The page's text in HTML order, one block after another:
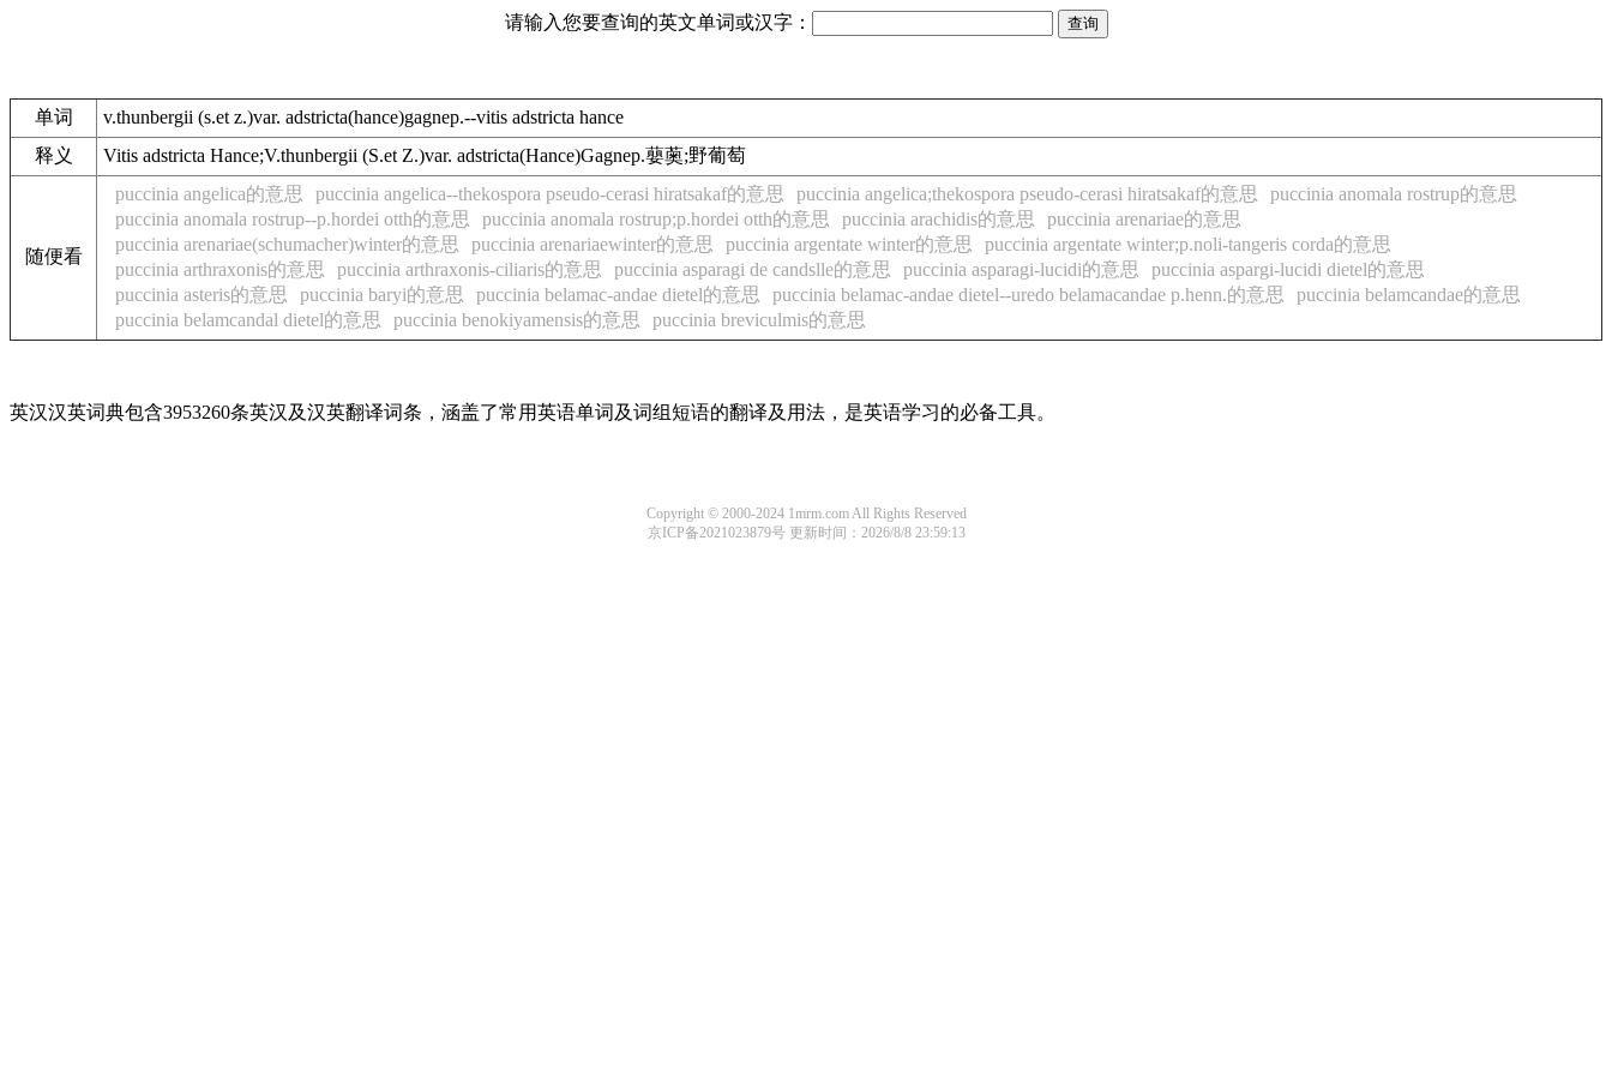
请输入您要查询的英文单词或汉字：
单词
v.thunbergii (s.et z.)var. adstricta(hance)gagnep.--vitis adstricta hance
释义
Vitis adstricta Hance;V.thunbergii (S.et Z.)var. adstricta(Hance)Gagnep.蘡薁;野葡萄
随便看
puccinia angelica的意思 puccinia angelica--thekospora pseudo-cerasi hiratsakaf的意思 puccinia angelica;thekospora pseudo-cerasi hiratsakaf的意思
puccinia anomala rostrup的意思
puccinia anomala rostrup--p.hordei otth的意思
puccinia anomala rostrup;p.hordei otth的意思 puccinia arachidis的意思
puccinia arenariae的意思
puccinia arenariae(schumacher)winter的意思
puccinia arenariaewinter的意思 puccinia argentate winter的意思
puccinia argentate winter;p.noli-tangeris corda的意思
puccinia arthraxonis的意思
puccinia arthraxonis-ciliaris的意思 puccinia asparagi de candslle的意思 puccinia asparagi-lucidi的意思
puccinia aspargi-lucidi dietel的意思
puccinia asteris的意思
puccinia baryi的意思 puccinia belamac-andae dietel的意思 puccinia belamac-andae dietel--uredo belamacandae p.henn.的意思
puccinia belamcandae的意思
puccinia belamcandal dietel的意思
puccinia benokiyamensis的意思 puccinia breviculmis的意思
英汉汉英词典包含3953260条英汉及汉英翻译词条，涵盖了常用英语单词及词组短语的翻译及用法，是英语学习的必备工具。
Copyright © 2000-2024 1mrm.com All Rights Reserved
京ICP备2021023879号 更新时间：2026/8/8 23:59:13